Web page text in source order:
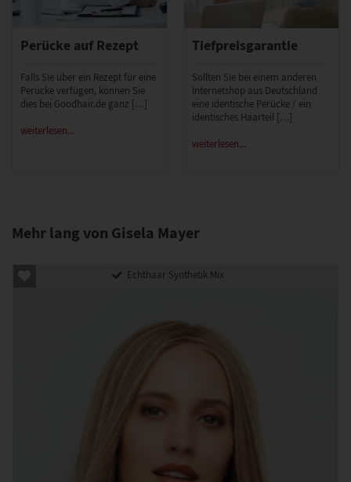
Perücke auf Rezept
Falls Sie über ein Rezept für eine
Perücke verfügen, können Sie
dies bei Goodhair.de ganz […]
weiterlesen...
Tiefpreisgarantie
Sollten Sie bei einem anderen
Internetshop aus Deutschland
eine identische Perücke / ein
identisches Haarteil […]
weiterlesen...
Mehr lang von Gisela Mayer
Echthaar Synthetik Mix